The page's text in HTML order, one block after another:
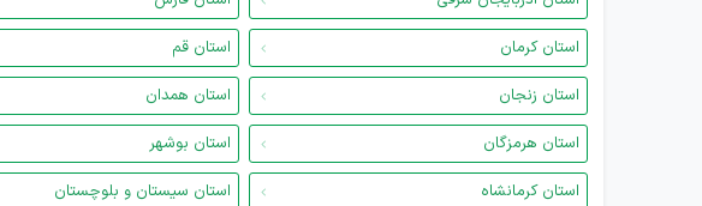
استان کرمان
استان قم
استان زنجان
استان همدان
استان هرمزگان
استان بوشهر
استان کرمانشاه
استان سیستان و بلوچستان